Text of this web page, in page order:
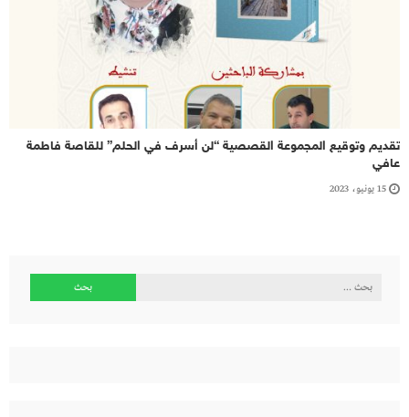
تقديم وتوقيع المجموعة القصصية “لن أسرف في الحلم” للقاصة فاطمة
عافي
15 يونيو، 2023
البحث